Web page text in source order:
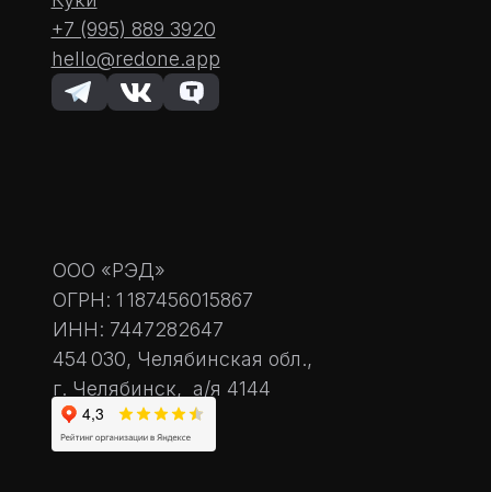
+7 (995) 889 3920
hello@redone.app
ООО «РЭД»
ОГРН: 1 187456015867
ИНН: 7447282647
454 030, Челябинская обл.,
г. Челябинск, а/я 4144